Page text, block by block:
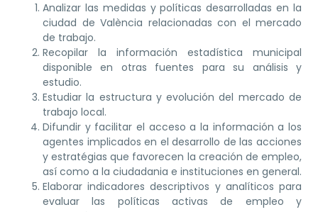
Analizar las medidas y políticas desarrolladas en la
ciudad de València relacionadas con el mercado
de trabajo.
Recopilar la información estadística municipal
disponible en otras fuentes para su análisis y
estudio.
Estudiar la estructura y evolución del mercado de
trabajo local.
Difundir y facilitar el acceso a la información a los
agentes implicados en el desarrollo de las acciones
y estratégias que favorecen la creación de empleo,
así como a la ciudadania e instituciones en general.
Elaborar indicadores descriptivos y analíticos para
evaluar las políticas activas de empleo y